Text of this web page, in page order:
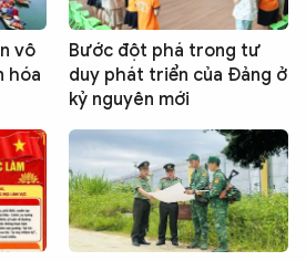
vô
hóa
Bước đột phá trong tư
duy phát triển của Đảng ở
kỷ nguyên mới